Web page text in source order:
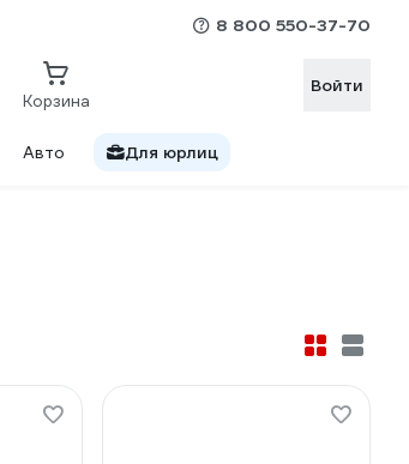
8 800 550-37-70
Корзина
Войти
Авто Для юрлиц